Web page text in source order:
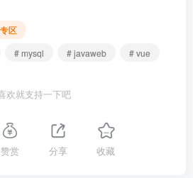
区
# mysql # javaweb # vue
欢就支持一下吧
赞赏 分享 收藏